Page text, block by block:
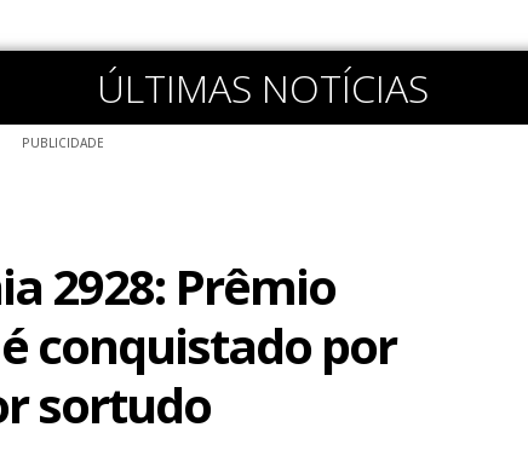
ÚLTIMAS NOTÍCIAS
PUBLICIDADE
2928: Prêmio
conquistado por
sortudo